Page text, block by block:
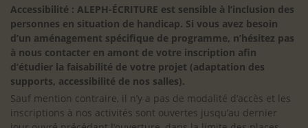
Accessibilité : ALEPH-ÉCRITURE est sensible à l’inclusion des
personnes en situation de handicap. Si vous avez besoin
d’un aménagement spécifique de programme, n’hésitez pas
à nous contacter en amont de votre inscription afin
d’étudier la faisabilité de votre projet (adaptation des
supports, accessibilité de nos salles).
Sauf mention contraire, il n’y a pas de modalité d’accès et les
inscriptions à nos activités sont ouvertes jusqu’au dernier